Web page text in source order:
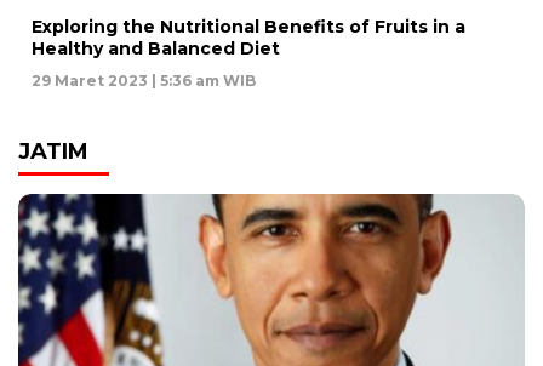
Exploring the Nutritional Benefits of Fruits in a
Healthy and Balanced Diet
29 Maret 2023 | 5:36 am WIB
JATIM